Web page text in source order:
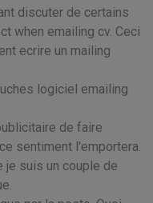
discuter de certains
when emailing cv. Ceci
ecrire un mailing
logiciel emailing
de faire
sentiment l'emportera.
je suis un couple de